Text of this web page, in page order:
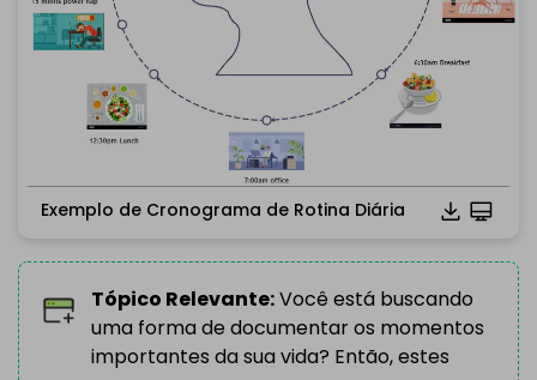
Clique para baixar e usar este modelo.
*O arquivoemmxnecessita ser aberto no EdrawMind.
Exemplo de Cronograma de Rotina Diária
Tópico Relevante:Você está buscando
uma forma de documentar os momentos
importantes da sua vida? Então, estes